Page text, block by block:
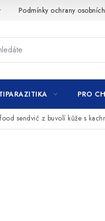
Podmínky ochrany
PRO
sendvič z buvolí kůže s